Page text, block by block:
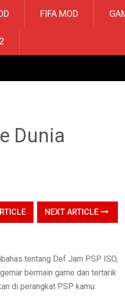
FIFA MOD
Dunia
NEXT ARTICLE
tentang Def Jam PSP ISO,
bermain game dan tertarik
di perangkat PSP kamu.